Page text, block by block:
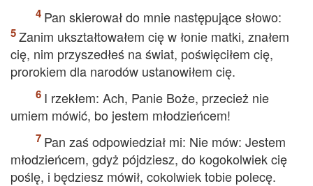
Pan skierował do mnie następujące słowo:
Zanim ukształtowałem cię w łonie matki, znałem
cię, nim przyszedłeś na świat, poświęciłem cię,
prorokiem dla narodów ustanowiłem cię.
I rzekłem: Ach, Panie Boże, przecież nie
umiem mówić, bo jestem młodzieńcem!
Pan zaś odpowiedział mi: Nie mów: Jestem
młodzieńcem, gdyż pójdziesz, do kogokolwiek cię
poślę, i będziesz mówił, cokolwiek tobie polecę.